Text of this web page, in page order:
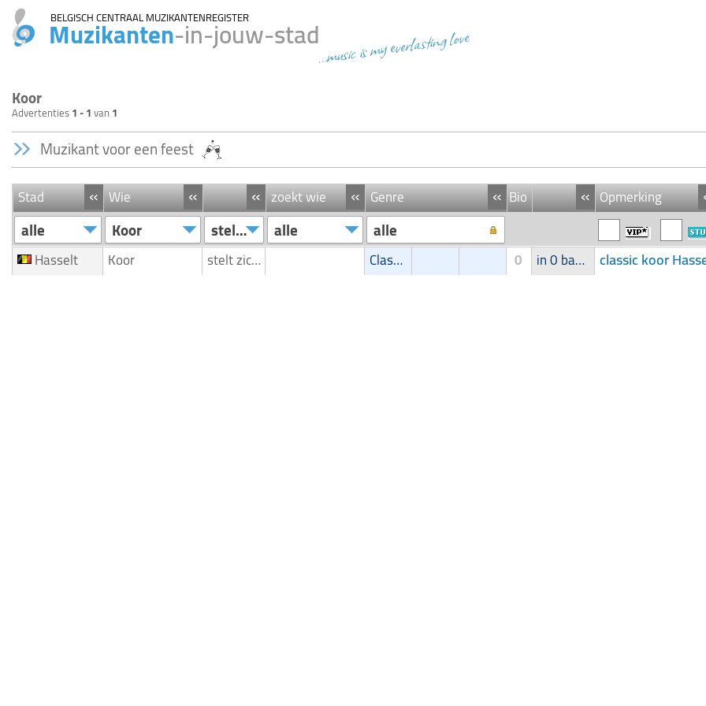
BELGISCH CENTRAAL MUZIKANTENREGISTER
Muzikanten-in-jouw-stad...music is my everlasting love
Koor
Advertenties1 - 1van 1
Muzikant voor een feest
Stad « Wie « « zoekt wie « Genre « Bio « Opmerking
alle Koor stelt zich voor alle alle
Hasselt Koor stelt zich voor Classic 0 in 0 band classic koor